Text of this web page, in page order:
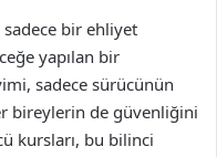
bir ehliyet
yapılan bir
sadece sürücünün
bireylerin de güvenliğini
kursları, bu bilinci